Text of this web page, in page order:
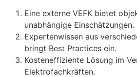
Eine externe VEFK bietet
unabhängige Einschätzungen.
Expertenwissen aus
bringt Best Practices ein.
Kosteneffiziente Lösung im
Elektrofachkräften.